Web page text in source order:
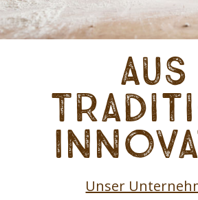
Aus
Unser